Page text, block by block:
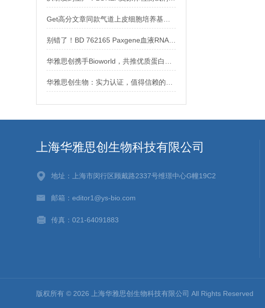
上海华雅思创生物科技有限公司
地址：上海市闵行区顾戴路2337号维璟中心G幢19C2
邮箱：editor1@ys-bio.com
传真：021-64091883
版权所有 © 2026 上海华雅思创生物科技有限公司 All Rights Reserved